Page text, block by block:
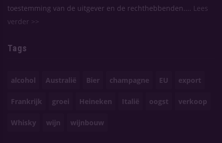
toestemming van de uitgever en de rechthebbenden....
Lees
verder >>
Tags
alcohol Australië Bier champagne EU export
Frankrijk groei Heineken Italië oogst verkoop
Whisky wijn wijnbouw